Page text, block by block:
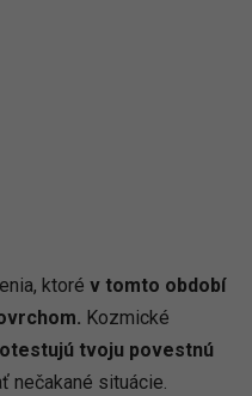
ktoré v tomto období
Kozmické
tvoju povestnú
nečakané situácie.